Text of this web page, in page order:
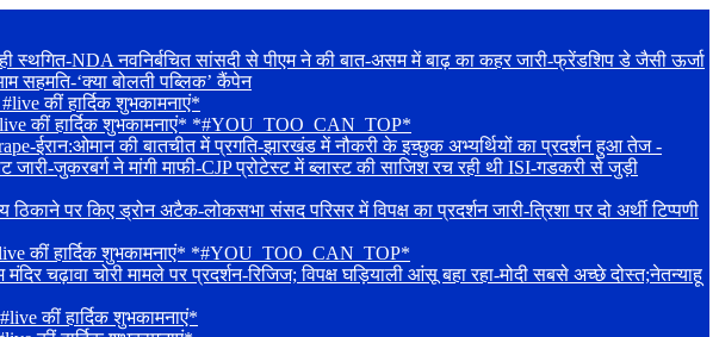
NDA नवनिर्बचित सांसदी से पीएम ने की बात-असम में बाढ़ का कहर जारी-फ्रेंडशिप डे जैसी ऊर्जा
सहमति-‘क्या बोलती पब्लिक’ कैंपेन
कीं हार्दिक शुभकामनाएं*
कीं हार्दिक शुभकामनाएं* *#YOU_TOO_CAN_TOP*
ईरान:ओमान की बातचीत में प्रगति-झारखंड में नौकरी के इच्छुक अभ्यर्थियों का प्रदर्शन हुआ तेज -
जुकरबर्ग ने मांगी माफी-CJP प्रोटेस्ट में ब्लास्ट की साजिश रच रही थी ISI-गडकरी से जुड़ी
पर किए ड्रोन अटैक-लोकसभा संसद परिसर में विपक्ष का प्रदर्शन जारी-त्रिशा पर दो अर्थी टिप्पणी
कीं हार्दिक शुभकामनाएं* *#YOU_TOO_CAN_TOP*
चोरी मामले पर प्रदर्शन-रिजिज; विपक्ष घड़ियाली आंसू बहा रहा-मोदी सबसे अच्छे दोस्त;नेतन्याहू
कीं हार्दिक शुभकामनाएं*